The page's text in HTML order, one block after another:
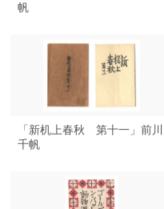
帆
「新机上春秋 第十一」前川
千帆